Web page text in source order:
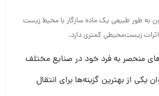
به طور طبیعی یک ماده سازگار با محیط زیست
زیست‌محیطی کمتری دارد.
منحصر به فرد خود در صنایع مختلف
از بهترین گزینه‌ها برای انتقال